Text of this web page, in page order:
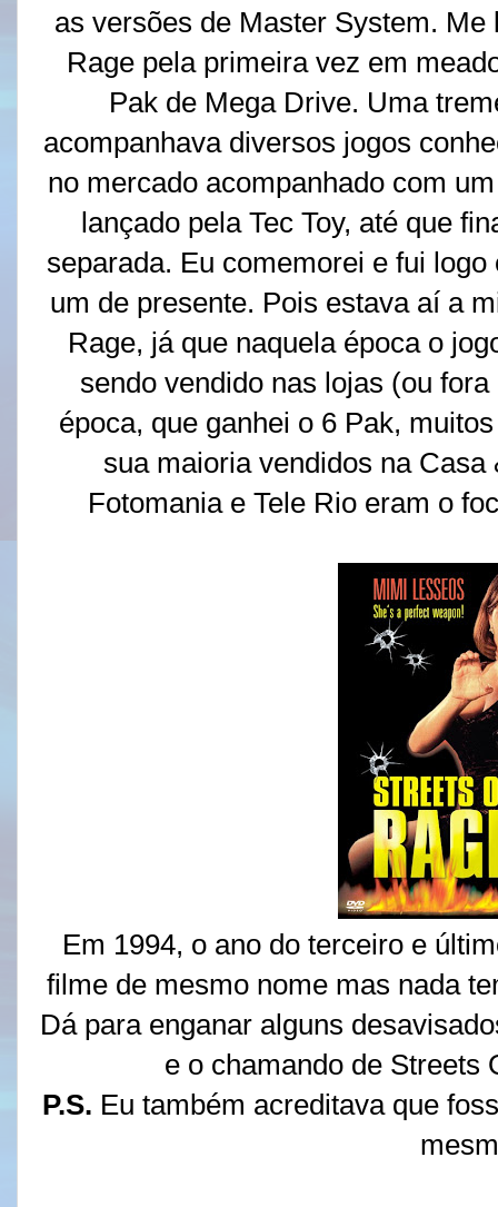
as versões de Master System.
Rage pela primeira vez em
Pak de Mega Drive. Uma
acompanhava diversos jogos
no mercado acompanhado com
lançado pela Tec Toy, até que
separada. Eu comemorei e fui
um de presente. Pois estava aí a
Rage, já que naquela época o
sendo vendido nas lojas (ou
época, que ganhei o 6 Pak,
sua maioria vendidos na
Fotomania e Tele Rio eram o
Em 1994, o ano do terceiro e
filme de mesmo nome mas nada
Dá para enganar alguns
e o chamando de Streets
P.S. Eu também acreditava que